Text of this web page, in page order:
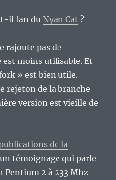
il fan du Nyan Cat ?
rajoute pas de
est moins utilisable. Et
» est bien utile.
rejeton de la branche
version est vieille de
de la
témoignage qui parle
Pentium 2 à 233 Mhz